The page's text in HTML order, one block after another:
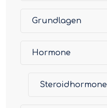
Grundlagen
Hormone
Steroidhormone